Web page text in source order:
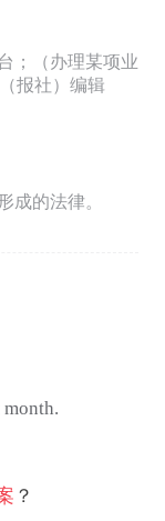
；（办理某项业
报社）编辑
成的法律。
？